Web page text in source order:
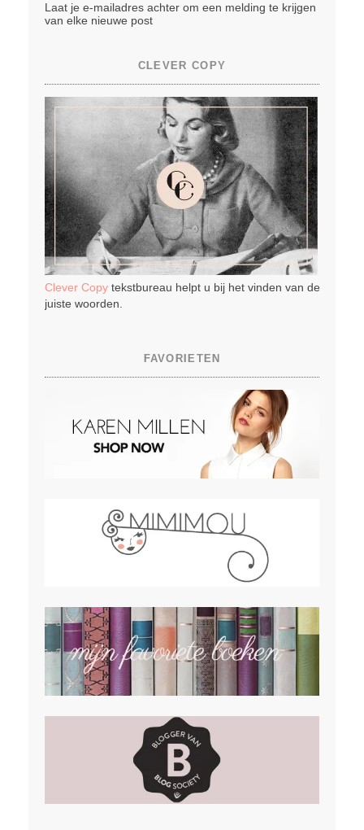
Laat je e-mailadres achter om een melding te krijgen
van elke nieuwe post
CLEVER COPY
Clever Copytekstbureau helpt u bij het vinden van de
juiste woorden.
FAVORIETEN